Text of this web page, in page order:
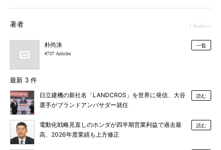
著者 1 Authors
朴尚洙
4737 Articles
一覧
最新 3 件
日立建機の新社名「LANDCROS」を世界に発信、大谷
選手がブランドアンバサダー就任
読む
電動化戦略見直しのホンダが四半期営業利益で過去最
高、2026年度業績も上方修正
読む